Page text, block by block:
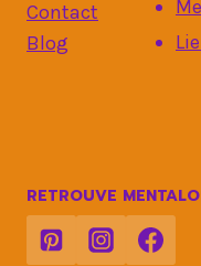
Contact
Blog
RETROUVE